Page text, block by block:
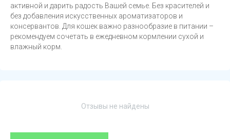
активной и дарить радость Вашей семье. Без красителей и
без добавления искусственных ароматизаторов и
консервантов. Для кошек важно разнообразие в питании –
рекомендуем сочетать в ежедневном кормлении сухой и
влажный корм.
Отзывы не найдены